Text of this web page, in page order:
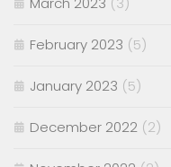
February 2023 (5)
January 2023 (5)
December 2022 (2)